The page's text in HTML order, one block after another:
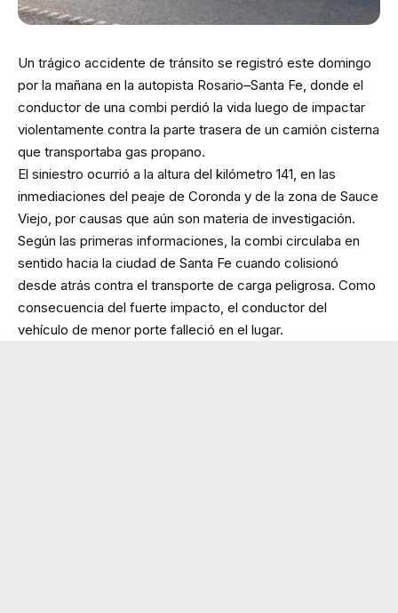
Un trágico accidente de tránsito se registró este domingo
por la mañana en la autopista Rosario–Santa Fe, donde el
conductor de una combi perdió la vida luego de impactar
violentamente contra la parte trasera de un camión cisterna
que transportaba gas propano.
El siniestro ocurrió a la altura del kilómetro 141, en las
inmediaciones del peaje de Coronda y de la zona de Sauce
Viejo, por causas que aún son materia de investigación.
Según las primeras informaciones, la combi circulaba en
sentido hacia la ciudad de Santa Fe cuando colisionó
desde atrás contra el transporte de carga peligrosa. Como
consecuencia del fuerte impacto, el conductor del
vehículo de menor porte falleció en el lugar.